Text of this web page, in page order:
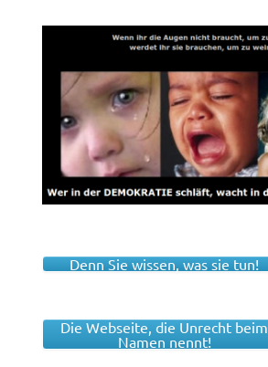
Denn Sie wissen, was sie tun!
Die Webseite, die Unrecht beim
Namen nennt!